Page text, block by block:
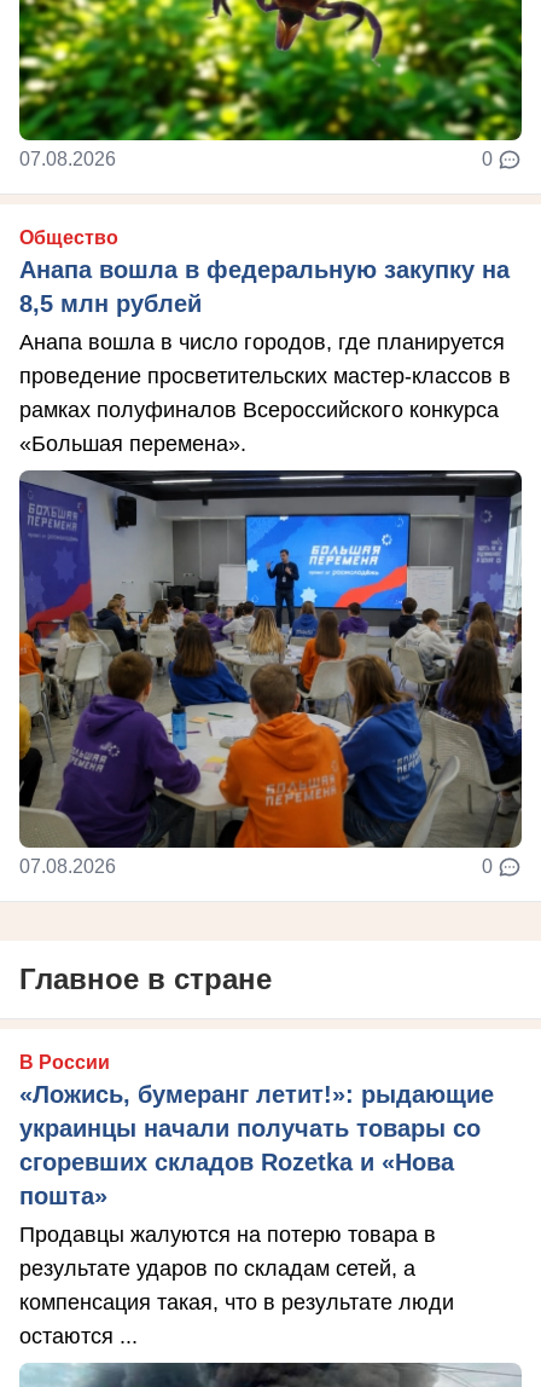
07.08.2026 0
Общество
Анапа вошла в федеральную закупку на
8,5 млн рублей
Анапа вошла в число городов, где планируется
проведение просветительских мастер-классов в
рамках полуфиналов Всероссийского конкурса
«Большая перемена».
07.08.2026 0
Главное в стране
В России
«Ложись, бумеранг летит!»: рыдающие
украинцы начали получать товары со
сгоревших складов Rozetka и «Нова
пошта»
Продавцы жалуются на потерю товара в
результате ударов по складам сетей, а
компенсация такая, что в результате люди
остаются ...